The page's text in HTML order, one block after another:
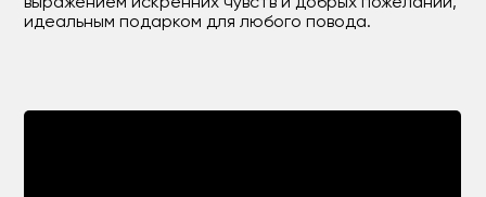
идеальным подарком для любого повода.